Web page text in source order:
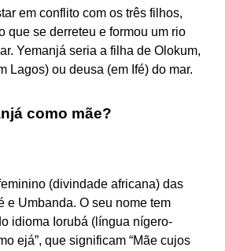
em conflito com os três filhos,
que se derreteu e formou um rio
Yemanjá seria a filha de Olokum,
Lagos) ou deusa (em Ifé) do mar.
como mãe?
(divindade africana) das
e Umbanda. O seu nome tem
idioma Iorubá (língua nígero-
ejá”, que significam “Mãe cujos